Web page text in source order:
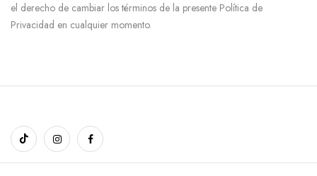
el derecho de cambiar los términos de la presente Política de
Privacidad en cualquier momento.